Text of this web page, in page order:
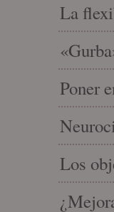
La
Poner
Los